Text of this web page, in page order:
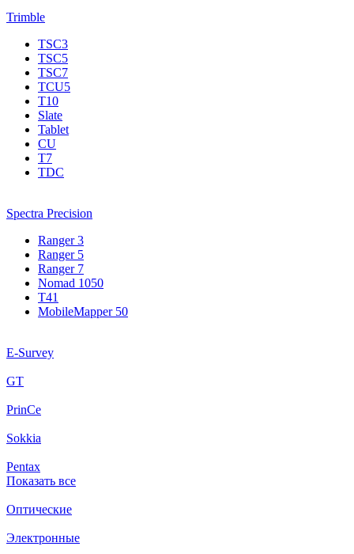
Trimble
TSC3
TSC5
TSC7
TCU5
T10
Slate
Tablet
CU
T7
TDC
Spectra Precision
Ranger 3
Ranger 5
Ranger 7
Nomad 1050
T41
MobileMapper 50
E-Survey
GT
PrinCe
Sokkia
Pentax
Показать все
Оптические
Электронные